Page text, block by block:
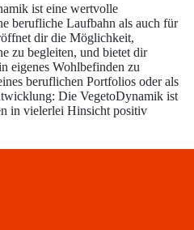
ist eine wertvolle
berufliche Laufbahn als auch für
dir die Möglichkeit,
zu begleiten, und bietet dir
eigenes Wohlbefinden zu
beruflichen Portfolios oder als
Die VegetoDynamik ist
in vielerlei Hinsicht positiv